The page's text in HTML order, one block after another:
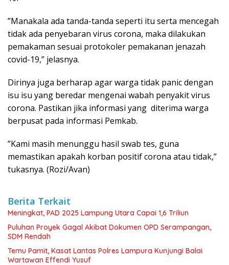
”Manakala ada tanda-tanda seperti itu serta mencegah
tidak ada penyebaran virus corona, maka dilakukan
pemakaman sesuai protokoler pemakanan jenazah
covid-19,” jelasnya.
Dirinya juga berharap agar warga tidak panic dengan
isu isu yang beredar mengenai wabah penyakit virus
corona. Pastikan jika informasi yang diterima warga
berpusat pada informasi Pemkab.
”Kami masih menunggu hasil swab tes, guna
memastikan apakah korban positif corona atau tidak,”
tukasnya. (Rozi/Avan)
Berita Terkait
Meningkat, PAD 2025 Lampung Utara Capai 1,6 Triliun
Puluhan Proyek Gagal Akibat Dokumen OPD Serampangan,
SDM Rendah
Temu Pamit, Kasat Lantas Polres Lampura Kunjungi Balai
Wartawan Effendi Yusuf